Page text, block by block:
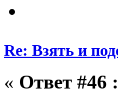
Re: Взять и
« Ответ #46 :